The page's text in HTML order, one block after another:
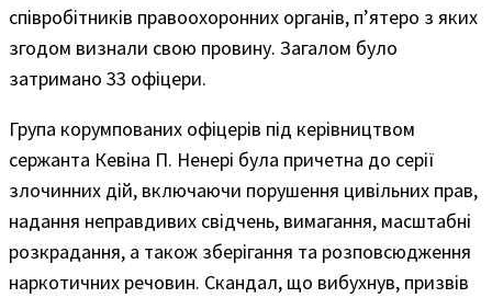
співробітників правоохоронних органів, п’ятеро з яких
згодом визнали свою провину. Загалом було
затримано 33 офіцери.
Група корумпованих офіцерів під керівництвом
сержанта Кевіна П. Ненері була причетна до серії
злочинних дій, включаючи порушення цивільних прав,
надання неправдивих свідчень, вимагання, масштабні
розкрадання, а також зберігання та розповсюдження
наркотичних речовин. Скандал, що вибухнув, призвів